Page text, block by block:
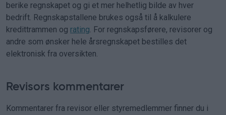
berike regnskapet og gi et mer helhetlig bilde av hver
bedrift. Regnskapstallene brukes også til å kalkulere
kredittrammen og rating. For regnskapsførere, revisorer og
andre som ønsker hele årsregnskapet bestilles det
elektronisk fra oversikten.
Revisors kommentarer
Kommentarer fra revisor eller styremedlemmer finner du i